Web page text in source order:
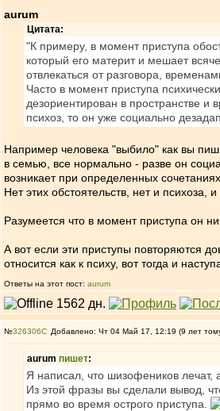
aurum
Цитата:
"К примеру, в момент приступа
который его материт и мешает
отвлекаться от разговора,
Часто в момент приступа
дезориентирован в пространстве
психоз, то он уже социально
Например человека "выбило" как вы
в семью, все нормально - разве он
возникает при определенных
Нет этих обстоятельств, нет и психоза,
Разумеется что в момент приступа он
А вот если эти приступы повторяются
относится как к психу, вот тогда и
Ответы на этот пост: aurum
№326306 Добавлено: Чт 04 Май 17, 12:19 (9 лет
aurum пишет:
Я написал, что шизофеников лечат,
Из этой фразы вы сделали вывод,
прямо во время острого приступа.